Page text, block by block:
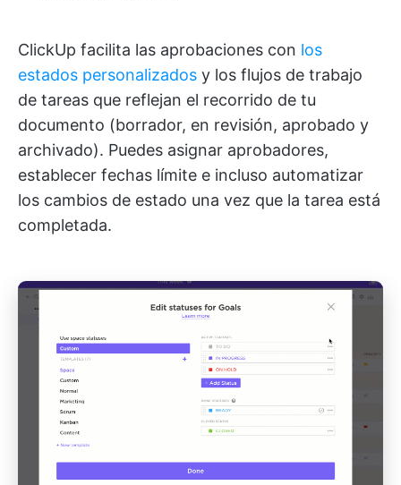
ClickUp facilita las aprobaciones con los
estados personalizados y los flujos de trabajo
de tareas que reflejan el recorrido de tu
documento (borrador, en revisión, aprobado y
archivado). Puedes asignar aprobadores,
establecer fechas límite e incluso automatizar
los cambios de estado una vez que la tarea está
completada.